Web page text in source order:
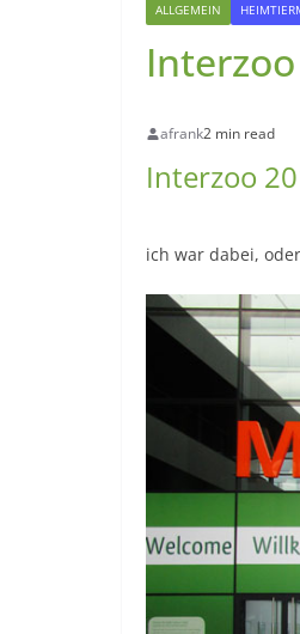
ALLGEMEIN
afrank2 min read
Interzoo
ich war dabei,